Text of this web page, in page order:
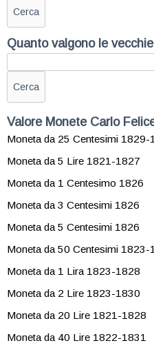
Quanto valgono le
Valore Monete Carlo
Moneta da 25 Centesimi 1829-
Moneta da 5 Lire 1821-1827
Moneta da 1 Centesimo 1826
Moneta da 3 Centesimi 1826
Moneta da 5 Centesimi 1826
Moneta da 50 Centesimi 1823-
Moneta da 1 Lira 1823-1828
Moneta da 2 Lire 1823-1830
Moneta da 20 Lire 1821-1828
Moneta da 40 Lire 1822-1831